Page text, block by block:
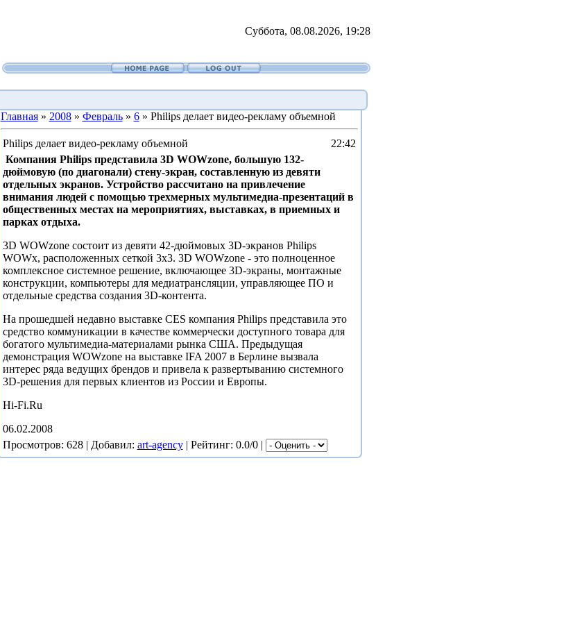
Суббота, 08.08.2026, 19:28
Главная» 2008 » Февраль » 6» Philips делает видео-рекламу объемной
Philips делает видео-рекламу объемной
22:42
Компания Philips представила 3D WOWzone, большую 132-
дюймовую (по диагонали) стену-экран, составленную из девяти
отдельных экранов. Устройство рассчитано на привлечение
внимания людей с помощью трехмерных мультимедиа-презентаций в
общественных местах на мероприятиях, выставках, в приемных и
парках отдыха.
3D WOWzone состоит из девяти 42-дюймовых 3D-экранов Philips
WOWx, расположенных сеткой 3x3. 3D WOWzone - это полноценное
комплексное системное решение, включающее 3D-экраны, монтажные
конструкции, компьютеры для медиатрансляции, управляющее ПО и
отдельные средства создания 3D-контента.
На прошедшей недавно выставке CES компания Philips представила это
средство коммуникации в качестве коммерчески доступного товара для
богатого мультимедиа-материалами рынка США. Предыдущая
демонстрация WOWzone на выставке IFA 2007 в Берлине вызвала
интерес ряда ведущих брендов и привела к развертыванию системного
3D-решения для первых клиентов из России и Европы.
Hi-Fi.Ru
06.02.2008
Просмотров: 628 | Добавил: art-agency| Рейтинг: 0.0/0 |